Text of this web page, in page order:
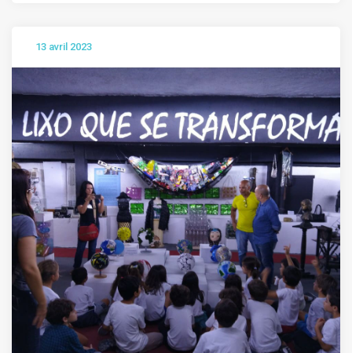
13 avril 2023